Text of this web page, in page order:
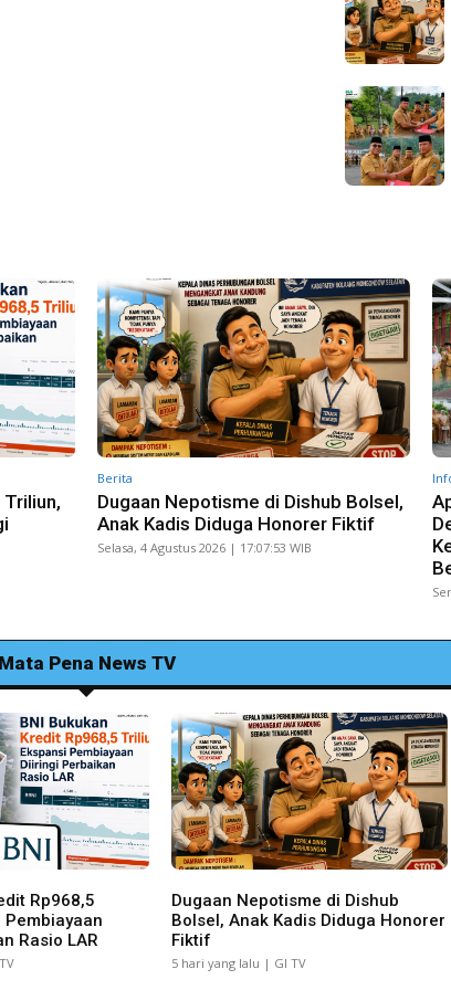
Berita
Dugaan Nepotisme di Dishub Bolsel,
Anak Kadis Diduga Honorer Fiktif
Selasa, 4 Agustus 2026 | 17:07:53 WIB
Mata Pena News TV
Rp968,5
Pembiayaan
Rasio LAR
Dugaan Nepotisme di Dishub
Bolsel, Anak Kadis Diduga Honorer
Fiktif
5 hari yang lalu | GI TV